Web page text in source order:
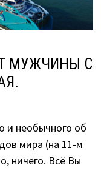
МУЖЧИНЫ С
и необычного об
мира (на 11-м
ничего. Всё Вы